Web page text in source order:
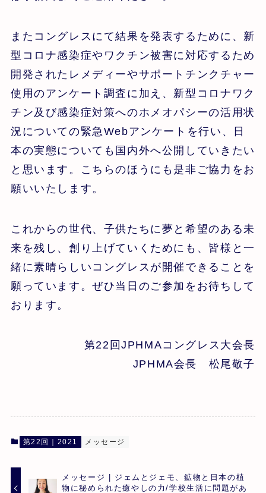
またコングレスにて結果を発表するために、新
型コロナ感染症やワクチン被害に対応するため
開発されたレメディーやサポートチンクチャー
使用のアンケート調査に加え、新型コロナワク
チン及び感染症対策へのホメオパシーの活用状
況についての緊急Webアンケートを行い、日
本の実態についても国内外へ公開していきたい
と思います。こちらのほうにも是非ご協力をお
願いいたします。
これからの世代、子供たちに夢と希望のある未
来を残し、創り上げていくためにも、皆様と一
緒に素晴らしいコングレスが開催できることを
願っています。ぜひ当日のご参加をお待ちして
おります。
第22回JPHMAコングレス大会長
JPHMA会長 松尾敬子
第22回｜2021 メッセージ
メッセージ | ジェムとジェモ、鉱物と日本の植
物に秘められた癒やしの力/学校生活に問題があ